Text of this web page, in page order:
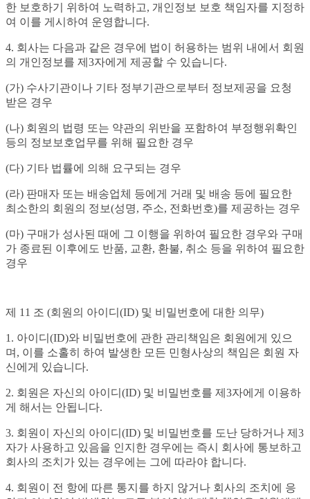
한 보호하기 위하여 노력하고, 개인정보 보호 책임자를 지정하
여 이를 게시하여 운영합니다.
4. 회사는 다음과 같은 경우에 법이 허용하는 범위 내에서 회원
의 개인정보를 제3자에게 제공할 수 있습니다.
(가) 수사기관이나 기타 정부기관으로부터 정보제공을 요청
받은 경우
(나) 회원의 법령 또는 약관의 위반을 포함하여 부정행위확인
등의 정보보호업무를 위해 필요한 경우
(다) 기타 법률에 의해 요구되는 경우
(라) 판매자 또는 배송업체 등에게 거래 및 배송 등에 필요한
최소한의 회원의 정보(성명, 주소, 전화번호)를 제공하는 경우
(마) 구매가 성사된 때에 그 이행을 위하여 필요한 경우와 구매
가 종료된 이후에도 반품, 교환, 환불, 취소 등을 위하여 필요한
경우
제 11 조 (회원의 아이디(ID) 및 비밀번호에 대한 의무)
1. 아이디(ID)와 비밀번호에 관한 관리책임은 회원에게 있으
며, 이를 소홀히 하여 발생한 모든 민형사상의 책임은 회원 자
신에게 있습니다.
2. 회원은 자신의 아이디(ID) 및 비밀번호를 제3자에게 이용하
게 해서는 안됩니다.
3. 회원이 자신의 아이디(ID) 및 비밀번호를 도난 당하거나 제3
자가 사용하고 있음을 인지한 경우에는 즉시 회사에 통보하고
회사의 조치가 있는 경우에는 그에 따라야 합니다.
4. 회원이 전 항에 따른 통지를 하지 않거나 회사의 조치에 응